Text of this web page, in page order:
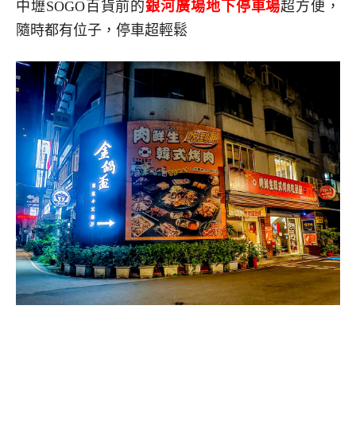
中壢SOGO百貨前的銀河廣場地下停車場超方便，
隨時都有位子，停車超輕鬆